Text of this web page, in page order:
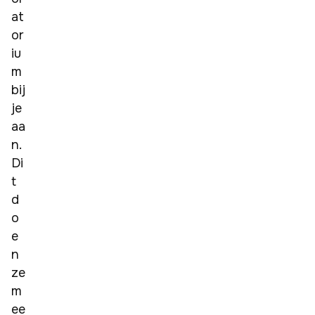
at
or
iu
m
bij
je
aa
n.
Di
t
d
o
e
n
ze
m
ee